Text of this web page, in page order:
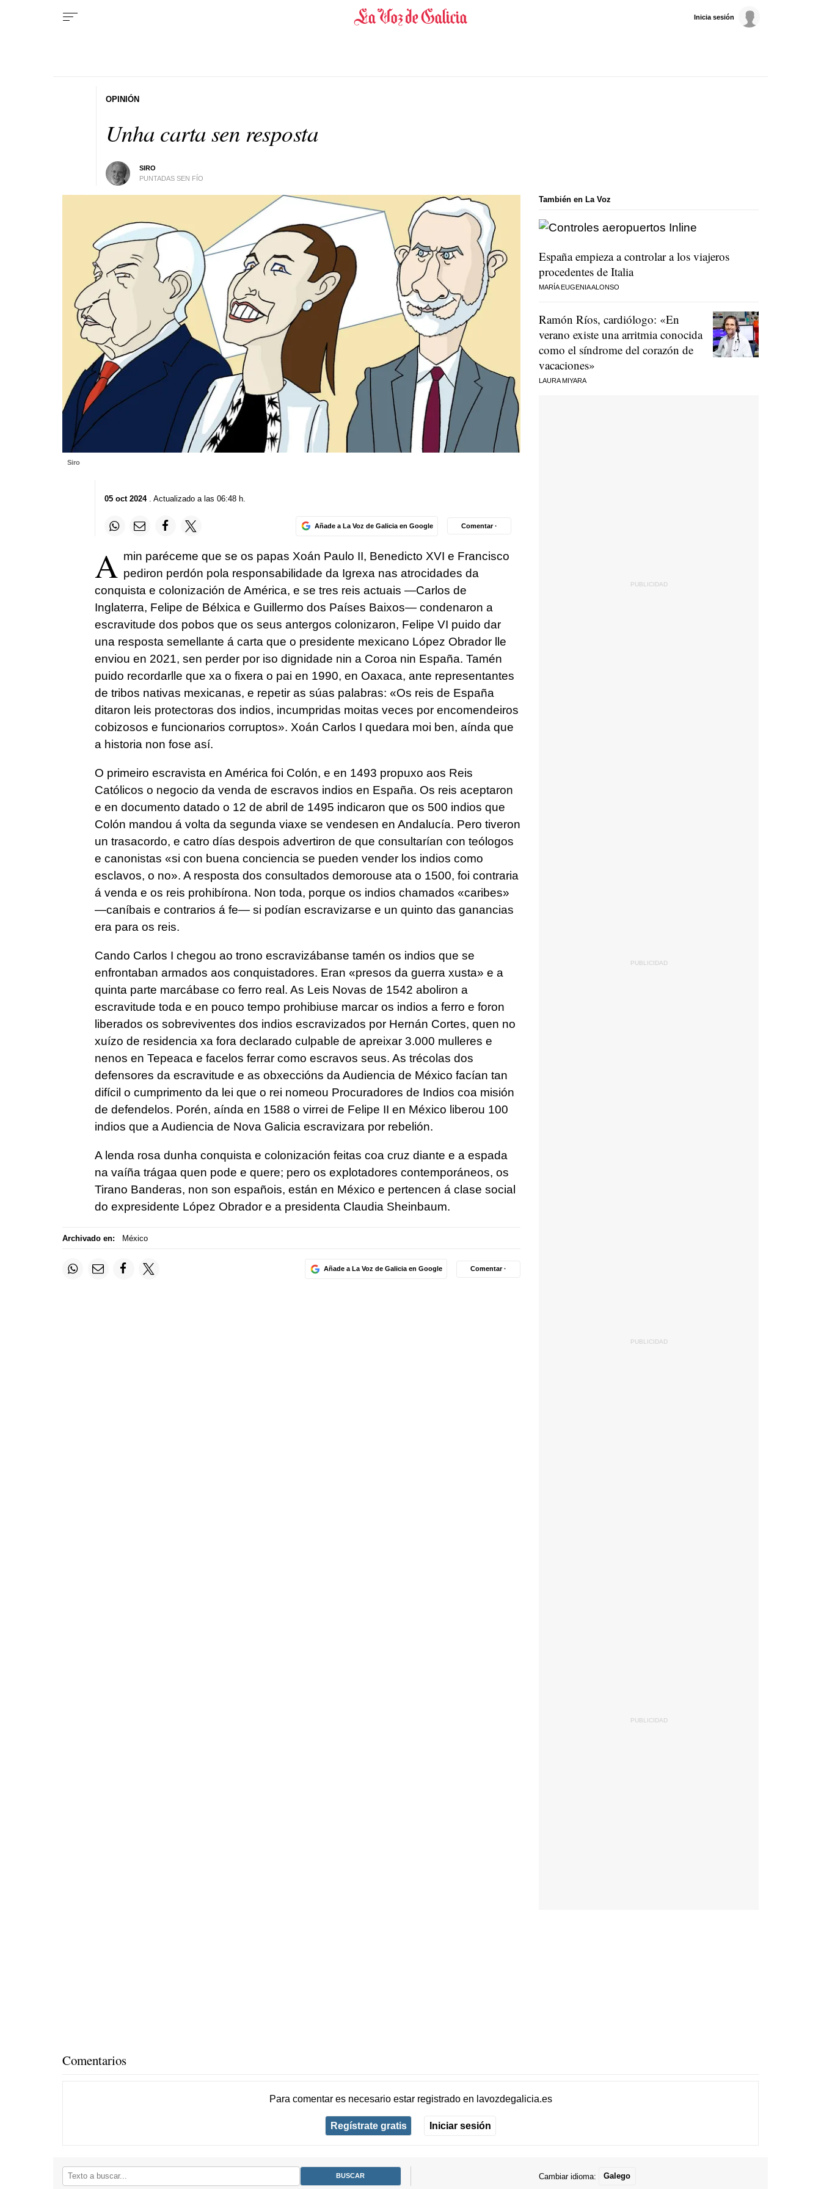
Inicia sesión
Unha carta sen resposta
SIRO
PUNTADAS SEN FÍO
OPINIÓN
Siro
05 oct 2024. Actualizado a las 06:48 h.
Añade a La Voz de Galicia en Google Comentar ·
A min paréceme que se os papas Xoán Paulo II, Benedicto XVI e Francisco
pediron perdón pola responsabilidade da Igrexa nas atrocidades da
conquista e colonización de América, e se tres reis actuais —Carlos de
Inglaterra, Felipe de Bélxica e Guillermo dos Países Baixos— condenaron a
escravitude dos pobos que os seus antergos colonizaron, Felipe VI puido dar
una resposta semellante á carta que o presidente mexicano López Obrador lle
enviou en 2021, sen perder por iso dignidade nin a Coroa nin España. Tamén
puido recordarlle que xa o fixera o pai en 1990, en Oaxaca, ante representantes
de tribos nativas mexicanas, e repetir as súas palabras: «Os reis de España
ditaron leis protectoras dos indios, incumpridas moitas veces por encomendeiros
cobizosos e funcionarios corruptos». Xoán Carlos I quedara moi ben, aínda que
a historia non fose así.
O primeiro escravista en América foi Colón, e en 1493 propuxo aos Reis
Católicos o negocio da venda de escravos indios en España. Os reis aceptaron
e en documento datado o 12 de abril de 1495 indicaron que os 500 indios que
Colón mandou á volta da segunda viaxe se vendesen en Andalucía. Pero tiveron
un trasacordo, e catro días despois advertiron de que consultarían con teólogos
e canonistas «si con buena conciencia se pueden vender los indios como
esclavos, o no». A resposta dos consultados demorouse ata o 1500, foi contraria
á venda e os reis prohibírona. Non toda, porque os indios chamados «caribes»
—caníbais e contrarios á fe— si podían escravizarse e un quinto das ganancias
era para os reis.
Cando Carlos I chegou ao trono escravizábanse tamén os indios que se
enfrontaban armados aos conquistadores. Eran «presos da guerra xusta» e a
quinta parte marcábase co ferro real. As Leis Novas de 1542 aboliron a
escravitude toda e en pouco tempo prohibiuse marcar os indios a ferro e foron
liberados os sobreviventes dos indios escravizados por Hernán Cortes, quen no
xuízo de residencia xa fora declarado culpable de apreixar 3.000 mulleres e
nenos en Tepeaca e facelos ferrar como escravos seus. As trécolas dos
defensores da escravitude e as obxeccións da Audiencia de México facían tan
difícil o cumprimento da lei que o rei nomeou Procuradores de Indios coa misión
de defendelos. Porén, aínda en 1588 o virrei de Felipe II en México liberou 100
indios que a Audiencia de Nova Galicia escravizara por rebelión.
A lenda rosa dunha conquista e colonización feitas coa cruz diante e a espada
na vaíña trágaa quen pode e quere; pero os explotadores contemporáneos, os
Tirano Banderas, non son españois, están en México e pertencen á clase social
do expresidente López Obrador e a presidenta Claudia Sheinbaum.
Archivado en: México
Añade a La Voz de Galicia en Google Comentar ·
También en La Voz
España empieza a controlar a los viajeros
procedentes de Italia
MARÍA EUGENIA ALONSO
Ramón Ríos, cardiólogo: «En
verano existe una arritmia conocida
como el síndrome del corazón de
vacaciones»
LAURA MIYARA
Comentarios
Para comentar es necesario estar registradoen lavozdegalicia.es
Regístrate gratis Iniciar sesión
Cambiar idioma: Galego